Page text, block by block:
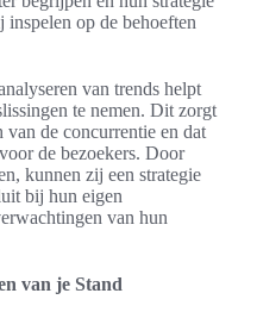
op de behoeften
van trends helpt
te nemen. Dit zorgt
van de concurrentie en dat
de bezoekers. Door
kunnen zij een strategie
bij hun eigen
van hun
van je Stand